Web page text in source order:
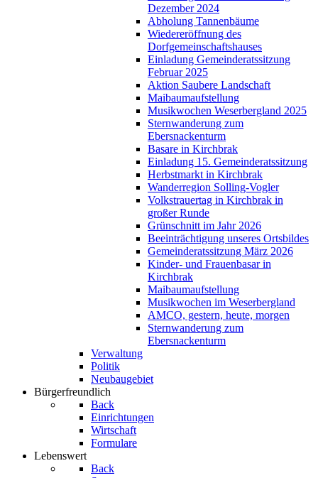
Dezember 2024
Abholung Tannenbäume
Wiedereröffnung des
Dorfgemeinschaftshauses
Einladung Gemeinderatssitzung
Februar 2025
Aktion Saubere Landschaft
Maibaumaufstellung
Musikwochen Weserbergland 2025
Sternwanderung zum
Ebersnackenturm
Basare in Kirchbrak
Einladung 15. Gemeinderatssitzung
Herbstmarkt in Kirchbrak
Wanderregion Solling-Vogler
Volkstrauertag in Kirchbrak in
großer Runde
Grünschnitt im Jahr 2026
Beeinträchtigung unseres Ortsbildes
Gemeinderatssitzung März 2026
Kinder- und Frauenbasar in
Kirchbrak
Maibaumaufstellung
Musikwochen im Weserbergland
AMCO, gestern, heute, morgen
Sternwanderung zum
Ebersnackenturm
Verwaltung
Politik
Neubaugebiet
Bürgerfreundlich
Back
Einrichtungen
Wirtschaft
Formulare
Lebenswert
Back